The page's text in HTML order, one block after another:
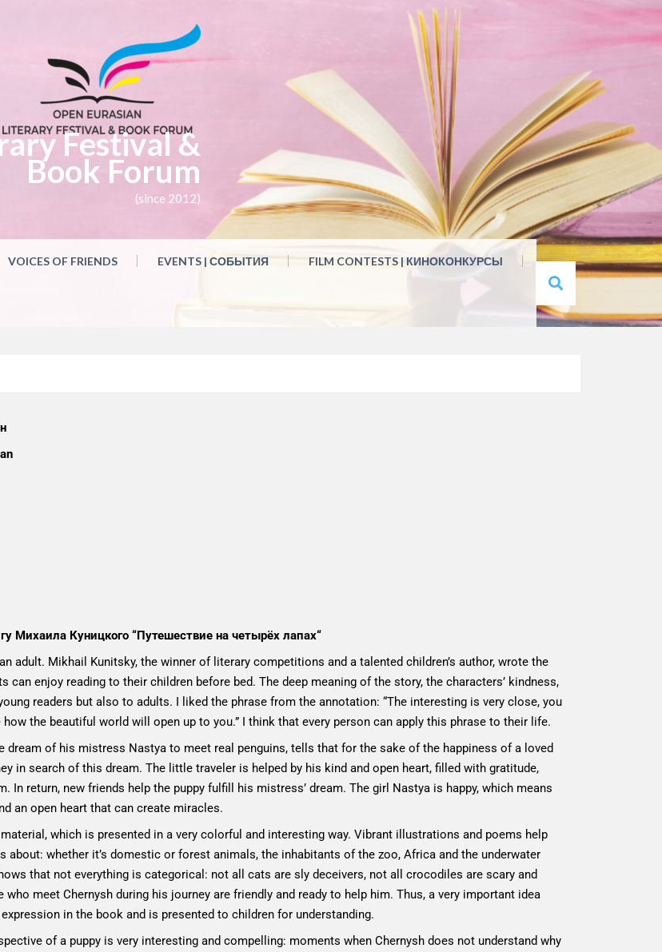
Festival &
Book Forum
(since 2012)
VOICES OF FRIENDS EVENTS | СОБЫТИЯ FILM CONTESTS | КИНОКОНКУРСЫ
Михаила Куницкого “Путешествие на четырёх лапах“
adult. Mikhail Kunitsky, the winner of literary competitions and a talented children’s author, wrote the
can enjoy reading to their children before bed. The deep meaning of the story, the characters’ kindness,
readers but also to adults. I liked the phrase from the annotation: “The interesting is very close, you
the beautiful world will open up to you.” I think that every person can apply this phrase to their life.
dream of his mistress Nastya to meet real penguins, tells that for the sake of the happiness of a loved
in search of this dream. The little traveler is helped by his kind and open heart, filled with gratitude,
return, new friends help the puppy fulfill his mistress’ dream. The girl Nastya is happy, which means
an open heart that can create miracles.
which is presented in a very colorful and interesting way. Vibrant illustrations and poems help
whether it’s domestic or forest animals, the inhabitants of the zoo, Africa and the underwater
that not everything is categorical: not all cats are sly deceivers, not all crocodiles are scary and
meet Chernysh during his journey are friendly and ready to help him. Thus, a very important idea
in the book and is presented to children for understanding.
of a puppy is very interesting and compelling: moments when Chernysh does not understand why